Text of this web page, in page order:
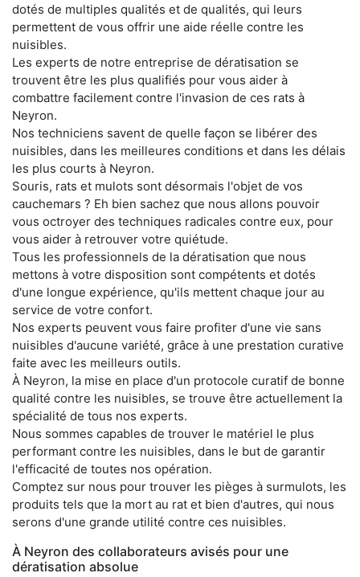
dotés de multiples qualités et de qualités, qui leurs
permettent de vous offrir une aide réelle contre les
nuisibles.
Les experts de notre entreprise de dératisation se
trouvent être les plus qualifiés pour vous aider à
combattre facilement contre l'invasion de ces rats à
Neyron.
Nos techniciens savent de quelle façon se libérer des
nuisibles, dans les meilleures conditions et dans les délais
les plus courts à Neyron.
Souris, rats et mulots sont désormais l'objet de vos
cauchemars ? Eh bien sachez que nous allons pouvoir
vous octroyer des techniques radicales contre eux, pour
vous aider à retrouver votre quiétude.
Tous les professionnels de la dératisation que nous
mettons à votre disposition sont compétents et dotés
d'une longue expérience, qu'ils mettent chaque jour au
service de votre confort.
Nos experts peuvent vous faire profiter d'une vie sans
nuisibles d'aucune variété, grâce à une prestation curative
faite avec les meilleurs outils.
À Neyron, la mise en place d'un protocole curatif de bonne
qualité contre les nuisibles, se trouve être actuellement la
spécialité de tous nos experts.
Nous sommes capables de trouver le matériel le plus
performant contre les nuisibles, dans le but de garantir
l'efficacité de toutes nos opération.
Comptez sur nous pour trouver les pièges à surmulots, les
produits tels que la mort au rat et bien d'autres, qui nous
serons d'une grande utilité contre ces nuisibles.
À Neyron des collaborateurs avisés pour une
dératisation absolue